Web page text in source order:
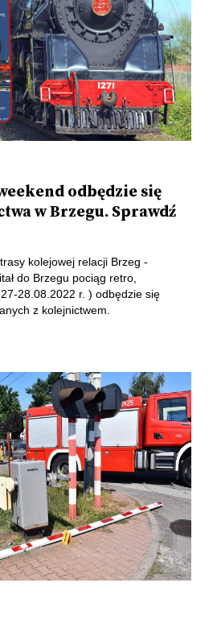
odbędzie się
w Brzegu. Sprawdź
kolejowej relacji Brzeg -
do Brzegu pociąg retro,
28.08.2022 r. ) odbędzie się
z kolejnictwem.